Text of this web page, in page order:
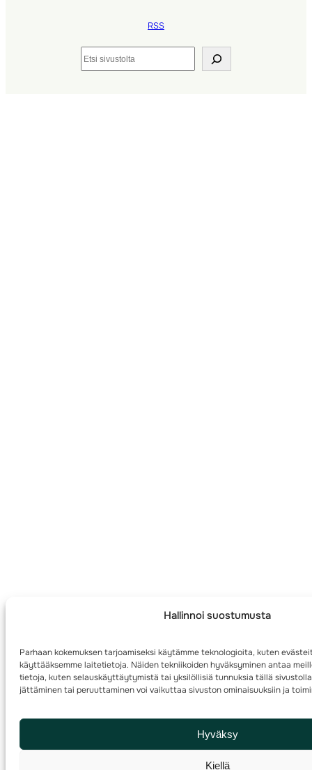
Hallinnoi suostumusta
Parhaan kokemuksen tarjoamiseksi käytämme teknologioita, kuten
käyttääksemme laitetietoja. Näiden tekniikoiden hyväksyminen antaa
tietoja, kuten selauskäyttäytymistä tai yksilöllisiä tunnuksia tällä
jättäminen tai peruuttaminen voi vaikuttaa sivuston ominaisuuksiin ja
Hyväksy
Kiellä
RSS
Etsi